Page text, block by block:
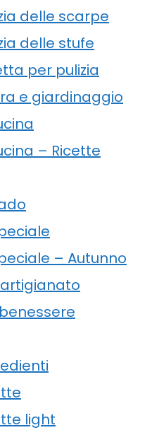
delle scarpe
delle stufe
per pulizia
e giardinaggio
– Ricette
– Autunno
light